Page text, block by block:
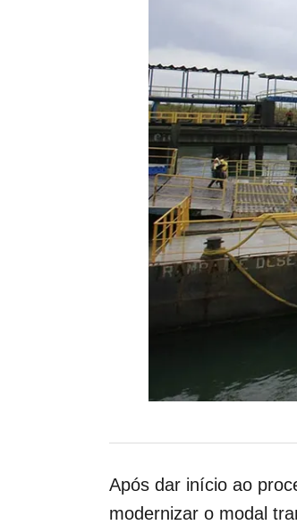
Após dar início ao
modernizar o modal